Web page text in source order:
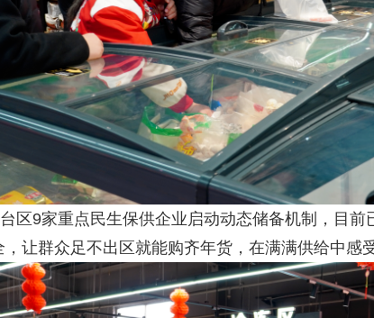
9家重点民生保供企业启动动态储备机制，目前
让群众足不出区就能购齐年货，在满满供给中感